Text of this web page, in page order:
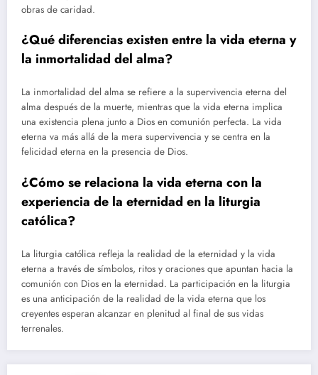
obras de caridad.
¿Qué diferencias existen entre la vida eterna y
la inmortalidad del alma?
La inmortalidad del alma se refiere a la supervivencia eterna del
alma después de la muerte, mientras que la vida eterna implica
una existencia plena junto a Dios en comunión perfecta. La vida
eterna va más allá de la mera supervivencia y se centra en la
felicidad eterna en la presencia de Dios.
¿Cómo se relaciona la vida eterna con la
experiencia de la eternidad en la liturgia
católica?
La liturgia católica refleja la realidad de la eternidad y la vida
eterna a través de símbolos, ritos y oraciones que apuntan hacia la
comunión con Dios en la eternidad. La participación en la liturgia
es una anticipación de la realidad de la vida eterna que los
creyentes esperan alcanzar en plenitud al final de sus vidas
terrenales.